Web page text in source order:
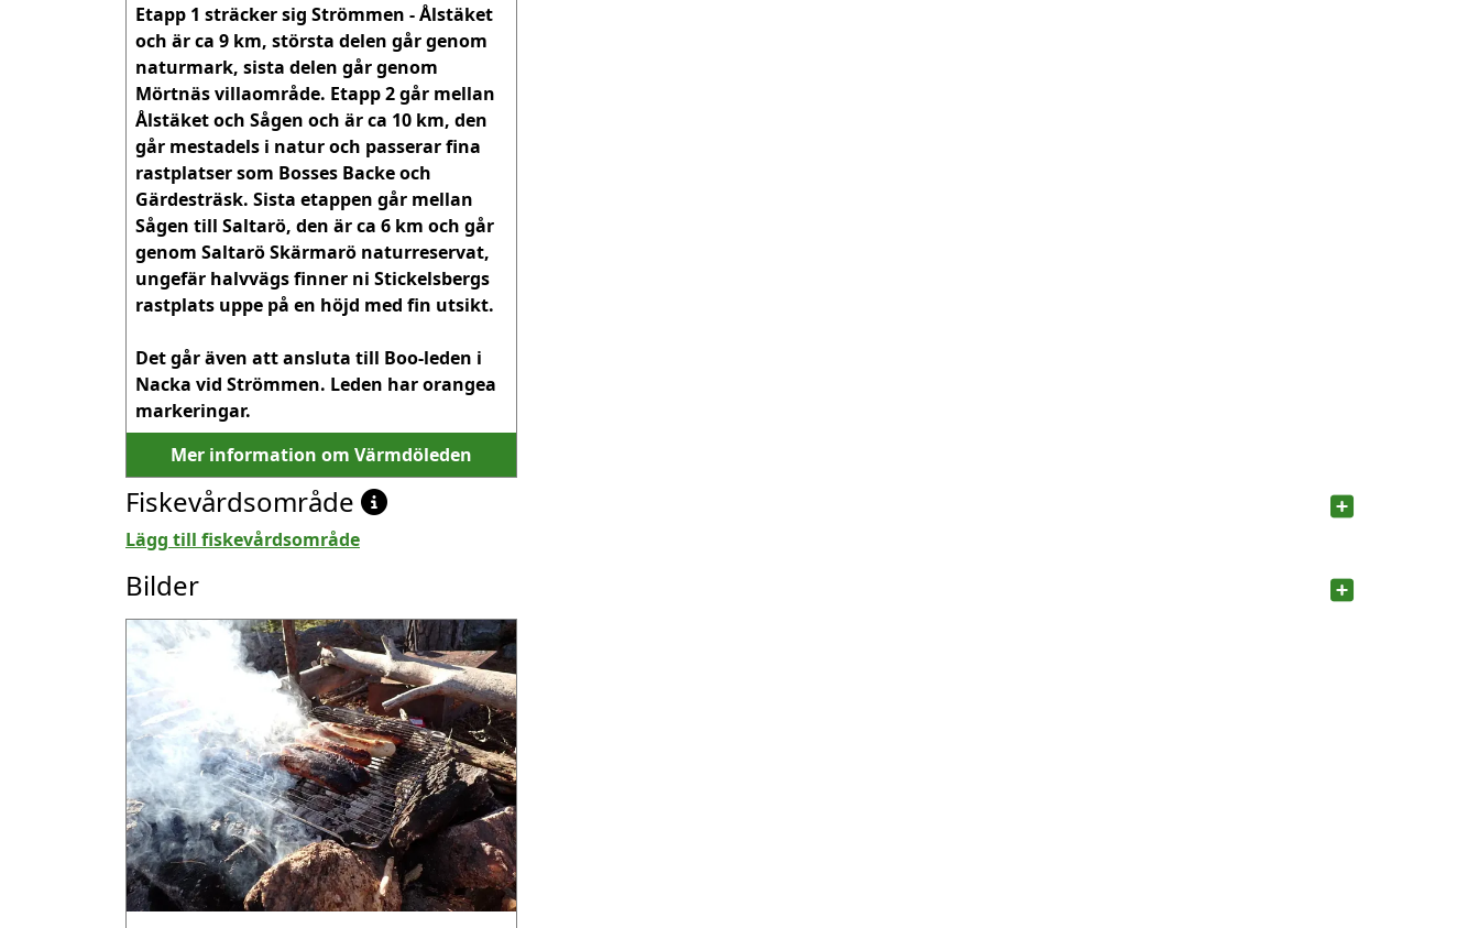
Etapp 1 sträcker sig Strömmen - Ålstäket
och är ca 9 km, största delen går genom
naturmark, sista delen går genom
Mörtnäs villaområde. Etapp 2 går mellan
Ålstäket och Sågen och är ca 10 km, den
går mestadels i natur och passerar fina
rastplatser som Bosses Backe och
Gärdesträsk. Sista etappen går mellan
Sågen till Saltarö, den är ca 6 km och går
genom Saltarö Skärmarö naturreservat,
ungefär halvvägs finner ni Stickelsbergs
rastplats uppe på en höjd med fin utsikt.
Det går även att ansluta till Boo-leden i
Nacka vid Strömmen. Leden har orangea
markeringar.
Mer information om Värmdöleden
Fiskevårdsområde
Lägg till fiskevårdsområde
Bilder